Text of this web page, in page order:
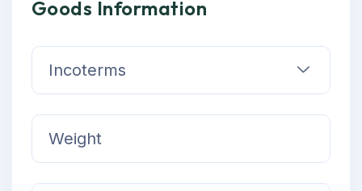
Goods Information
Incoterms